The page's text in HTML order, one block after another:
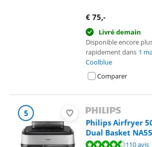
€ 75,-
Livré demain
Disponible encore
rapidement dans 1
Coolblue
Comparer
5
Philips Airfryer
Dual Basket
La note est de 9,2 sur 10, basée sur 110 avis.110 avis